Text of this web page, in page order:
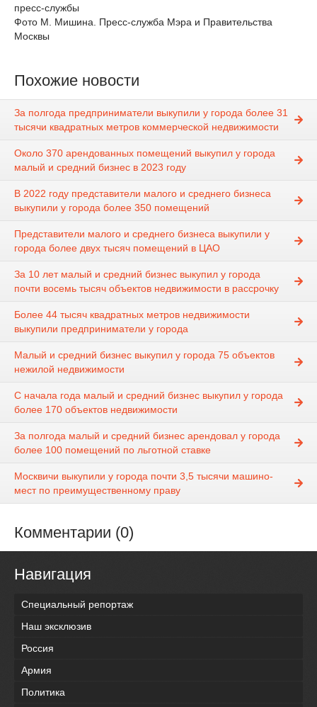
пресс-службы
Фото М. Мишина. Пресс-служба Мэра и Правительства
Москвы
Похожие новости
За полгода предприниматели выкупили у города более 31
тысячи квадратных метров коммерческой недвижимости
Около 370 арендованных помещений выкупил у города
малый и средний бизнес в 2023 году
В 2022 году представители малого и среднего бизнеса
выкупили у города более 350 помещений
Представители малого и среднего бизнеса выкупили у
города более двух тысяч помещений в ЦАО
За 10 лет малый и средний бизнес выкупил у города
почти восемь тысяч объектов недвижимости в рассрочку
Более 44 тысяч квадратных метров недвижимости
выкупили предприниматели у города
Малый и средний бизнес выкупил у города 75 объектов
нежилой недвижимости
С начала года малый и средний бизнес выкупил у города
более 170 объектов недвижимости
За полгода малый и средний бизнес арендовал у города
более 100 помещений по льготной ставке
Москвичи выкупили у города почти 3,5 тысячи машино-
мест по преимущественному праву
Комментарии (0)
Навигация
Специальный репортаж
Наш эксклюзив
Россия
Армия
Политика